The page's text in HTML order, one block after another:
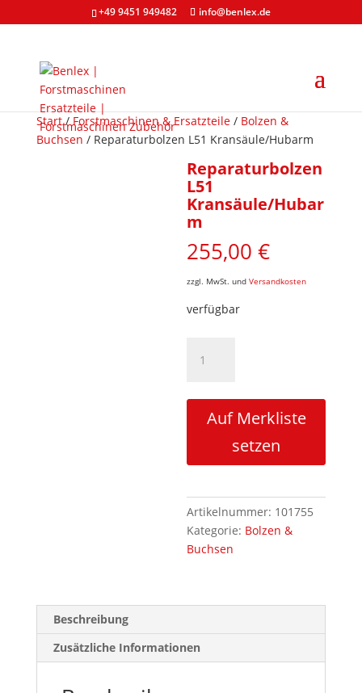
+49 9451 949482 info@benlex.de
Start/Forstmaschinen & Ersatzteile/ Bolzen &
Buchsen / Reparaturbolzen L51 Kransäule/Hubarm
Reparaturbolzen
L51
Kransäule/Hubar
m
255,00€
zzgl. MwSt. undVersandkosten
verfügbar
L51
Menge
Auf Merkliste
setzen
Artikelnummer: 101755
Kategorie: Bolzen &
Buchsen
Beschreibung
Zusätzliche Informationen